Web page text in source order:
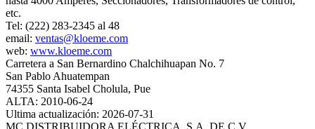
etc.
Tel: (222) 283-2345 al 48
email: ventas@kloeme.com
web: www.kloeme.com
Carretera a San Bernardino Chalchihuapan No. 7
San Pablo Ahuatempan
74355 Santa Isabel Cholula, Pue
ALTA: 2010-06-24
Ultima actualización: 2026-07-31
MC DISTRIBUIDORA ELÉCTRICA, S.A. DE C.V.